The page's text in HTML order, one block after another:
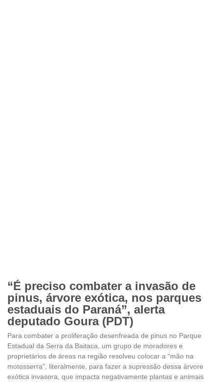
“É preciso combater a invasão de
pinus, árvore exótica, nos parques
estaduais do Paraná”, alerta
deputado Goura (PDT)
Para combater a proliferação desenfreada de pinus no Parque
Estadual da Serra da Baitaca, um grupo de moradores e
proprietários de áreas na região resolveu colocar a “mão na
motosserra”, literalmente, para fazer a supressão dessa árvore
exótica invasora, que impacta negativamente plantas e animais